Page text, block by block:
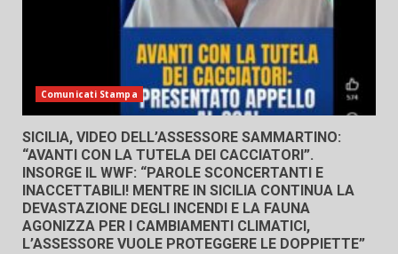
Comunicati Stampa
SICILIA, VIDEO DELL’ASSESSORE SAMMARTINO:
“AVANTI CON LA TUTELA DEI CACCIATORI”.
INSORGE IL WWF: “PAROLE SCONCERTANTI E
INACCETTABILI! MENTRE IN SICILIA CONTINUA LA
DEVASTAZIONE DEGLI INCENDI E LA FAUNA
AGONIZZA PER I CAMBIAMENTI CLIMATICI,
L’ASSESSORE VUOLE PROTEGGERE LE DOPPIETTE”